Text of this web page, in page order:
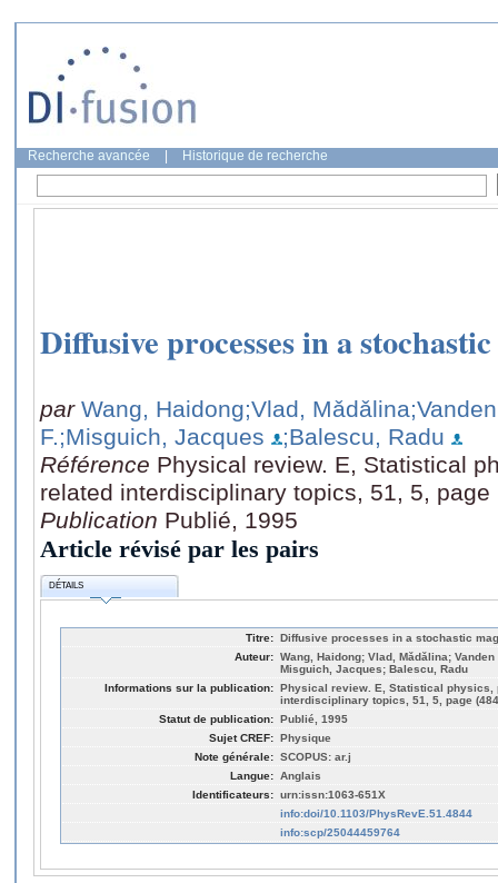
Recherche avancée Historique de recherche
Diffusive processes in a
par Wang, Haidong;Vlad, Mǎdǎlina
F.;Misguich, Jacques
;Balescu, Radu
Référence Physical review. E, Statistical
related interdisciplinary topics, 51, 5, page
Publication Publié, 1995
Article révisé par les pairs
DÉTAILS
Titre: Diffusive processes in a stochastic
Auteur: Wang, Haidong; Vlad, Mǎdǎlina;
Misguich, Jacques; Balescu, Radu
Informations sur la publication: Physical review. E, Statistical physics,
interdisciplinary topics, 51, 5, page
Statut de publication: Publié, 1995
Sujet CREF: Physique
Note générale: SCOPUS: ar.j
Langue: Anglais
Identificateurs: urn:issn:1063-651X
info:doi/10.1103/PhysRevE.51.4844
info:scp/25044459764